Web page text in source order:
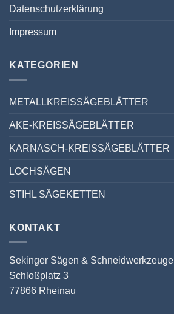
Datenschutzerklärung
Impressum
KATEGORIEN
METALLKREISSÄGEBLÄTTER
AKE-KREISSÄGEBLÄTTER
KARNASCH-KREISSÄGEBLÄTTER
LOCHSÄGEN
STIHL SÄGEKETTEN
KONTAKT
Sekinger Sägen & Schneidwerkzeuge
Schloßplatz 3
77866 Rheinau